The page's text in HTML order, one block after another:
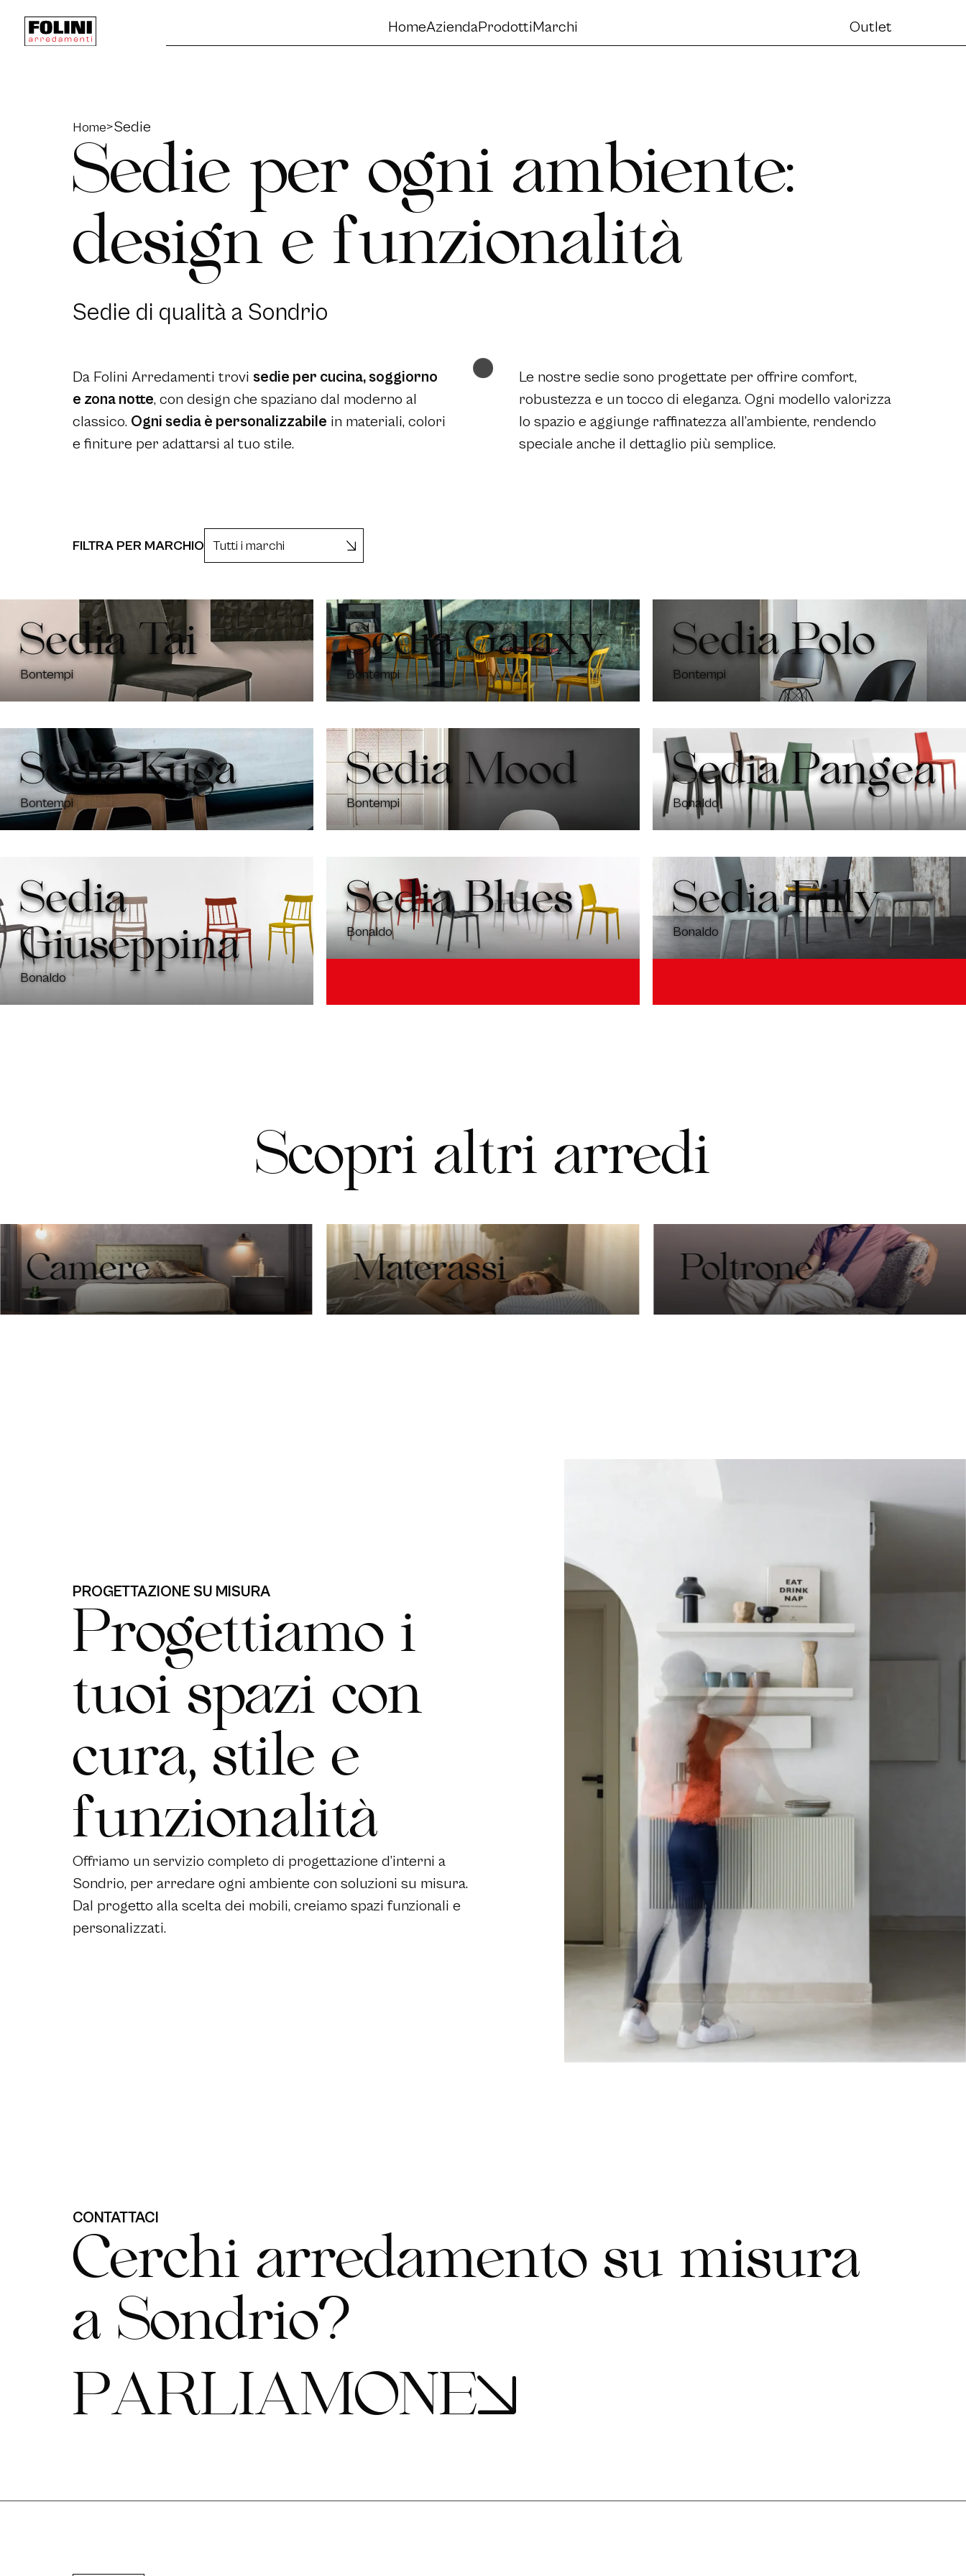
HomeAziendaProdottiMarchi Outlet
Home>Sedie
Sedie per ogni ambiente:
design e funzionalità
Sedie di qualità a Sondrio
Da Folini Arredamenti trovi sedie per cucina, soggiorno
e zona notte, con design che spaziano dal moderno al
classico. Ogni sedia è personalizzabile in materiali, colori
e finiture per adattarsi al tuo stile.
Le nostre sedie sono progettate per offrire comfort,
robustezza e un tocco di eleganza. Ogni modello valorizza
lo spazio e aggiunge raffinatezza all’ambiente, rendendo
speciale anche il dettaglio più semplice.
FILTRA PER MARCHIO
Sedia Tai
Bontempi
Sedia Galaxy
Bontempi
Sedia Polo
Bontempi
Sedia Kuga
Bontempi
Sedia Mood
Bontempi
Sedia Pangea
Bonaldo
Sedia
Giuseppina
Bonaldo
Sedia Blues
Bonaldo
Sedia Filly
Bonaldo
Scopri altri arredi
Camere Materassi Poltrone
PROGETTAZIONE SU MISURA
Progettiamo i
tuoi spazi con
cura, stile e
funzionalità
Offriamo un servizio completo di progettazione d’interni a
Sondrio, per arredare ogni ambiente con soluzioni su misura.
Dal progetto alla scelta dei mobili, creiamo spazi funzionali e
personalizzati.
CONTATTACI
Cerchi arredamento su misura
a Sondrio?
PARLIAMONE
Informativa sulla raccolta